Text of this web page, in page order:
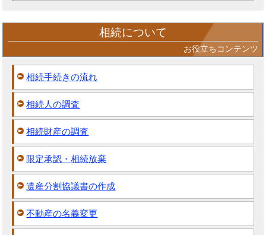
相続について
お役立ちコンテンツ
相続手続きの流れ
相続人の調査
相続財産の調査
限定承認・相続放棄
遺産分割協議書の作成
不動産の名義変更